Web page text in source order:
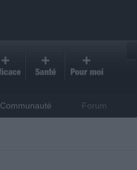
Communauté Forum